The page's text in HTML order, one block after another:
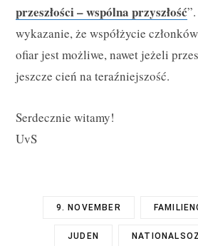
przeszłości – wspólna przyszłość
wykazanie, że współżycie
ofiar jest możliwe, nawet jeżeli
jeszcze cień na teraźniejszość.
Serdecznie witamy!
UvS
9. NOVEMBER
JUDEN